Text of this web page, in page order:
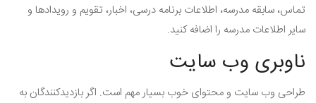
تماس، سابقه مدرسه، اطلاعات برنامه درسی، اخبار، تقویم و رویدادها و
سایر اطلاعات مدرسه را اضافه کنید.
ناوبری وب سایت
طراحی وب سایت و محتوای خوب بسیار مهم است. اگر بازدیدکنندگان به